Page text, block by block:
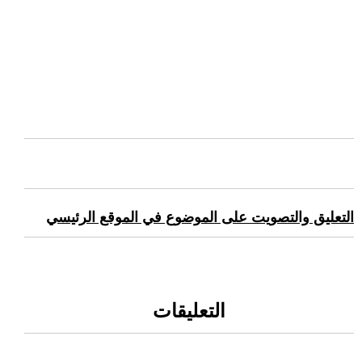
التعليق والتصويت على الموضوع في الموقع الرئيسي
التعليقات